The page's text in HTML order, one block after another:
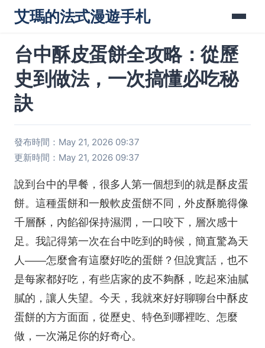
艾瑪的法式漫遊手札
台中酥皮蛋餅全攻略：從歷
史到做法，一次搞懂必吃秘
訣
發布時間：May 21, 2026 09:37
更新時間：May 21, 2026 09:37
說到台中的早餐，很多人第一個想到的就是酥皮蛋
餅。這種蛋餅和一般軟皮蛋餅不同，外皮酥脆得像
千層酥，內餡卻保持濕潤，一口咬下，層次感十
足。我記得第一次在台中吃到的時候，簡直驚為天
人——怎麼會有這麼好吃的蛋餅？但說實話，也不
是每家都好吃，有些店家的皮不夠酥，吃起來油膩
膩的，讓人失望。今天，我就來好好聊聊台中酥皮
蛋餅的方方面面，從歷史、特色到哪裡吃、怎麼
做，一次滿足你的好奇心。